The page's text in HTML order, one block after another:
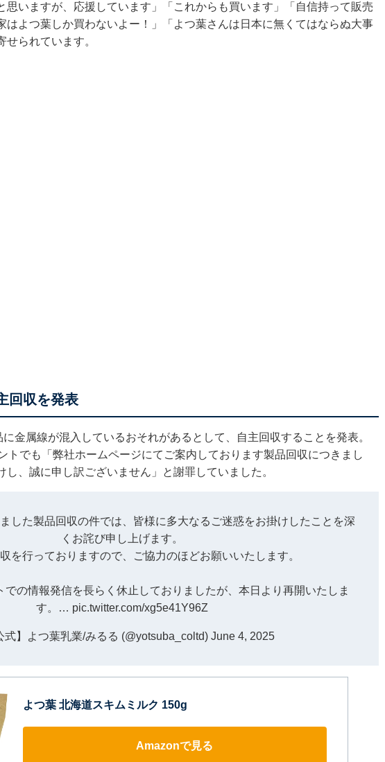
思いますが、応援しています」「これからも買います」「自信持って販売
はよつ葉しか買わないよー！」「よつ葉さんは日本に無くてはならぬ大事
られています。
回収を発表
金属線が混入しているおそれがあるとして、自主回収することを発表。
トでも「弊社ホームページにてご案内しております製品回収につきまし
、誠に申し訳ございません」と謝罪していました。
した製品回収の件では、皆様に多大なるご迷惑をお掛けしたことを深
くお詫び申し上げます。
を行っておりますので、ご協力のほどお願いいたします。
での情報発信を長らく休止しておりましたが、本日より再開いたしま
す。… pic.twitter.com/xg5e41Y96Z
】よつ葉乳業/みるる (@yotsuba_coltd) June 4, 2025
よつ葉 北海道スキムミルク 150g
Amazonで見る